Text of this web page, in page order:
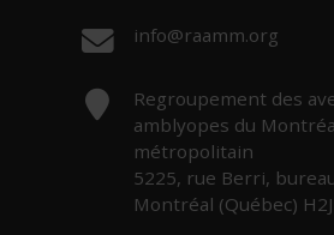
Courriel :
info@raamm.org
Adresse :
Regroupement des
amblyopes du
métropolitain
5225, rue Berri,
Montréal (Québec)